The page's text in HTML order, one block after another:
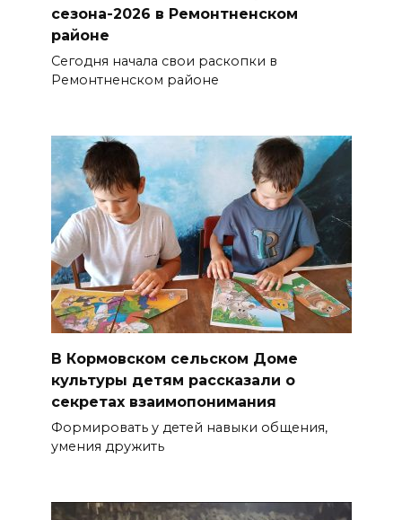
сезона-2026 в Ремонтненском
районе
Сегодня начала свои раскопки в
Ремонтненском районе
В Кормовском сельском Доме
культуры детям рассказали о
секретах взаимопонимания
Формировать у детей навыки общения,
умения дружить